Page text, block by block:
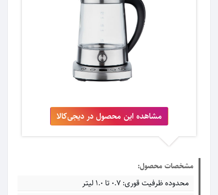
مشاهده این محصول در دیجی‌کالا
مشخصات محصول:
محدوده ظرفیت قوری: ۰.۷ تا ۱.۰ لیتر